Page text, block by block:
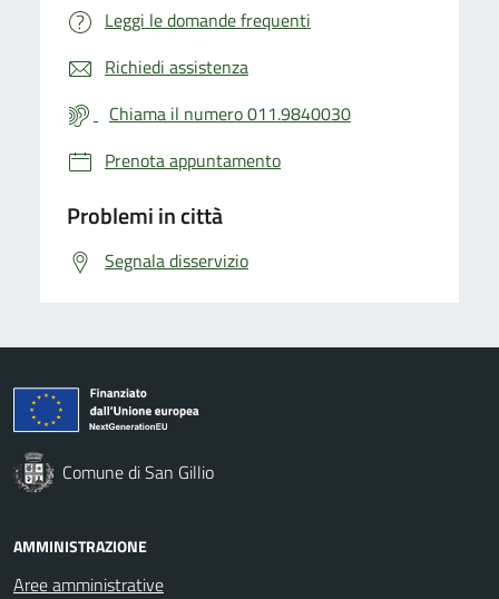
Leggi le domande frequenti
Richiedi assistenza
Chiama il numero 011.9840030
Prenota appuntamento
Problemi in città
Segnala disservizio
Comune di San Gillio
AMMINISTRAZIONE
Aree amministrative